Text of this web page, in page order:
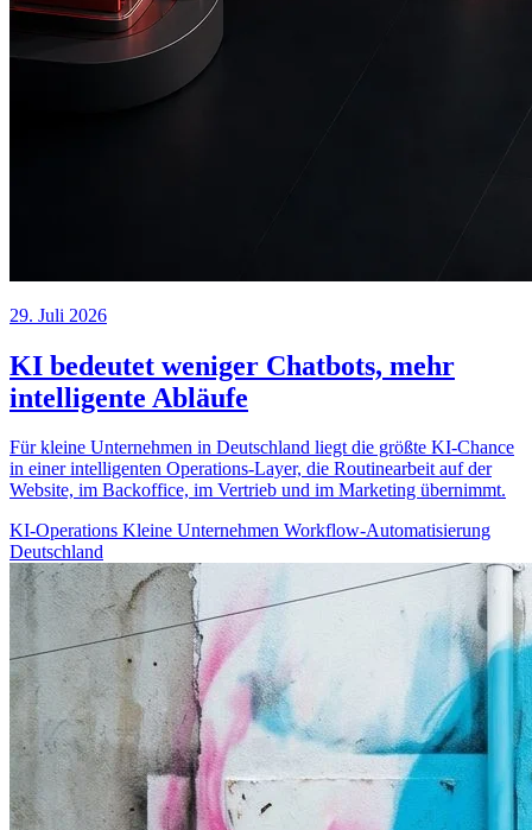
29. Juli 2026
KI bedeutet weniger Chatbots, mehr
intelligente Abläufe
Für kleine Unternehmen in Deutschland liegt die größte KI-Chance
in einer intelligenten Operations-Layer, die Routinearbeit auf der
Website, im Backoffice, im Vertrieb und im Marketing übernimmt.
KI-Operations Kleine Unternehmen Workflow-Automatisierung
Deutschland